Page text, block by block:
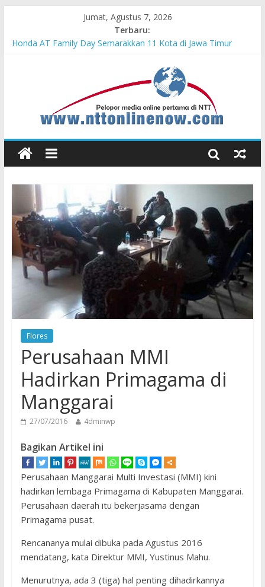
Jumat, Agustus 7, 2026
Terbaru:
Cahaya Kemerdekaan di Nonotbatan: Listrik Masuk Desa, PLN
Honda AT Family Day Semarakkan 11 Kota di Jawa Timur
Teras Bank Indonesia Hadir di Belu, Bupati Willy : Terima Kasih
BI Atas Kepeduliannya Tingkatkan Budaya Literasi
Astra Honda Siap Lanjutkan Performa Positif di ARRC
Mandalika 2026
TNI AL Hadapi Ancaman Maritim Modern
Flores
Perusahaan MMI
Hadirkan Primagama di
Manggarai
27/07/2016 4dminwp
Bagikan Artikel ini
Perusahaan Manggarai Multi Investasi (MMI) kini
hadirkan lembaga Primagama di Kabupaten Manggarai.
Perusahaan daerah itu bekerjasama dengan
Primagama pusat.
Rencananya mulai dibuka pada Agustus 2016
mendatang, kata Direktur MMI, Yustinus Mahu.
Menurutnya, ada 3 (tiga) hal penting dihadirkannya